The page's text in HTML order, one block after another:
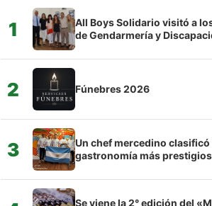
1
All Boys Solidario visitó a
de Gendarmería y
2 Fúnebres 2026
3
Un chef mercedino clasificó
gastronomía más
Se viene la 2° edición del